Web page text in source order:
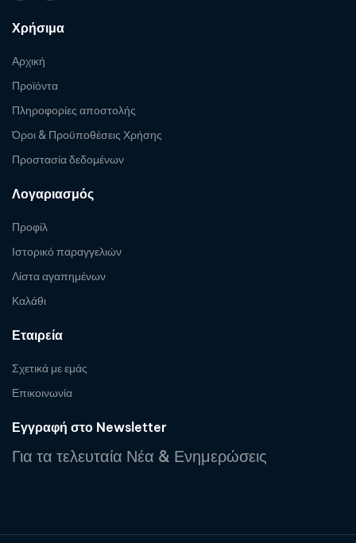
Χρήσιμα
Αρχική
Προϊόντα
Πληροφορίες αποστολής
Όροι & Προϋποθέσεις Χρήσης
Προστασία δεδομένων
Λογαριασμός
Προφίλ
Ιστορικό παραγγελιών
Λίστα αγαπημένων
Καλάθι
Εταιρεία
Σχετικά με εμάς
Επικοινωνία
Εγγραφή στο Newsletter
Για τα τελευταία Νέα & Ενημερώσεις